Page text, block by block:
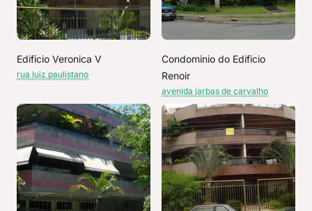
Edifício Veronica V
rua luiz paulistano
Condominio do Edificio
Renoir
avenida jarbas de carvalho